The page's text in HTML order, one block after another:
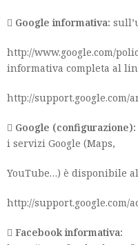
 Google informativa:
http://www.google.com/
informativa completa al
http://support.google.com/
 Google (configurazione):
i servizi Google (Maps,
YouTube…) è disponibile
http://support.google.com/
 Facebook informativa: